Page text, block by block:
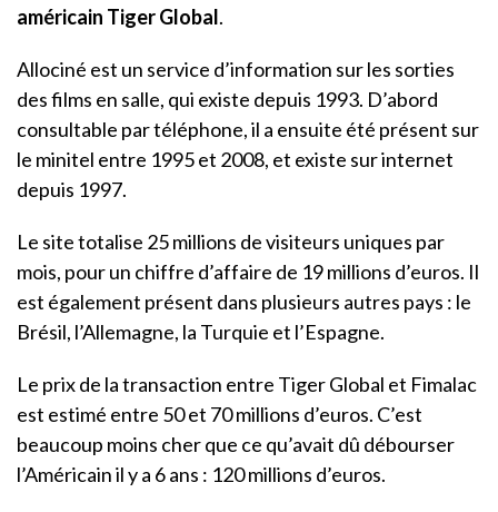
américain Tiger Global.
Allociné est un service d’information sur les sorties
des films en salle, qui existe depuis 1993. D’abord
consultable par téléphone, il a ensuite été présent sur
le minitel entre 1995 et 2008, et existe sur internet
depuis 1997.
Le site totalise 25 millions de visiteurs uniques par
mois, pour un chiffre d’affaire de 19 millions d’euros. Il
est également présent dans plusieurs autres pays : le
Brésil, l’Allemagne, la Turquie et l’Espagne.
Le prix de la transaction entre Tiger Global et Fimalac
est estimé entre 50 et 70 millions d’euros. C’est
beaucoup moins cher que ce qu’avait dû débourser
l’Américain il y a 6 ans : 120 millions d’euros.